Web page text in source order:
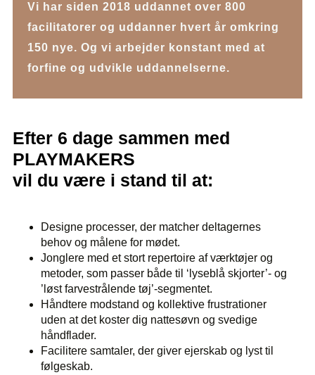
Vi har siden 2018 uddannet over 800
facilitatorer og uddanner hvert år omkring
150 nye. Og vi arbejder konstant med at
forfine og udvikle uddannelserne.
Efter 6 dage sammen med
PLAYMAKERS
vil du være i stand til at:
Designe processer, der matcher deltagernes
behov og målene for mødet.
Jonglere med et stort repertoire af værktøjer og
metoder, som passer både til ‘lyseblå skjorter’- og
’løst farvestrålende tøj’-segmentet.
Håndtere modstand og kollektive frustrationer
uden at det koster dig nattesøvn og svedige
håndflader.
Facilitere samtaler, der giver ejerskab og lyst til
følgeskab.